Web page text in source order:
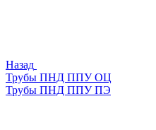
Назад
Трубы ПНД ППУ ОЦ
Трубы ПНД ППУ ПЭ